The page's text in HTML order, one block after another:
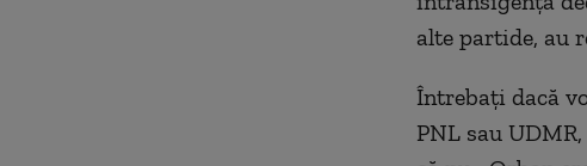
alte partide, au
Întrebați dacă
PNL sau